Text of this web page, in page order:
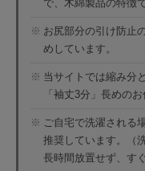
で、木綿製品の特徴で
※ お尻部分の引け防止
めしています。
※ 当サイトでは縮み分
「袖丈3分」長めの
※ ご自宅で洗濯される
推奨しています。（
長時間放置せず、す